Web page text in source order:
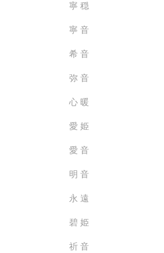
寧 穏
寧 音
希 音
弥 音
心 暖
愛 姫
愛 音
明 音
永 遠
碧 姫
祈 音